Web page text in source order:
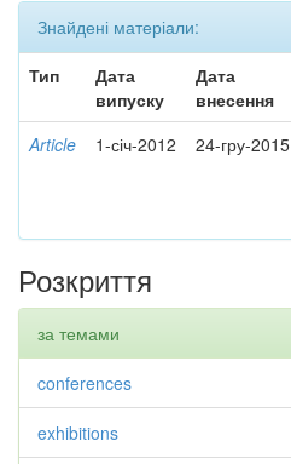
Знайдені матеріали:
Тип
Дата
випуску
Дата
внесення
Article 1-січ-2012 24-гру-2015
Розкриття
за темами
conferences
exhibitions